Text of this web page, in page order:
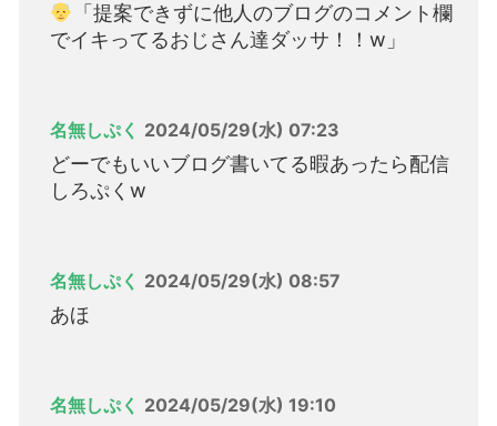
「提案できずに他人のブログのコメント欄
でイキってるおじさん達ダッサ！！w」
名無しぷく 2024/05/29(水) 07:23
どーでもいいブログ書いてる暇あったら配信
しろぷくw
名無しぷく 2024/05/29(水) 08:57
あほ
名無しぷく 2024/05/29(水) 19:10